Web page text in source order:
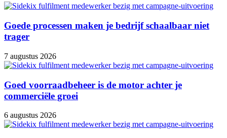
Goede processen maken je bedrijf schaalbaar niet
trager
7 augustus 2026
Goed voorraadbeheer is de motor achter je
commerciële groei
6 augustus 2026